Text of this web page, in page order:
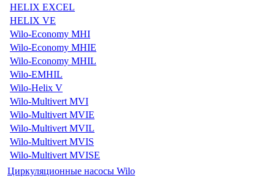
HELIX EXCEL
HELIX VE
Wilo-Economy MHI
Wilo-Economy MHIE
Wilo-Economy MHIL
Wilo-EMHIL
Wilo-Helix V
Wilo-Multivert MVI
Wilo-Multivert MVIE
Wilo-Multivert MVIL
Wilo-Multivert MVIS
Wilo-Multivert MVISE
Циркуляционные насосы Wilo